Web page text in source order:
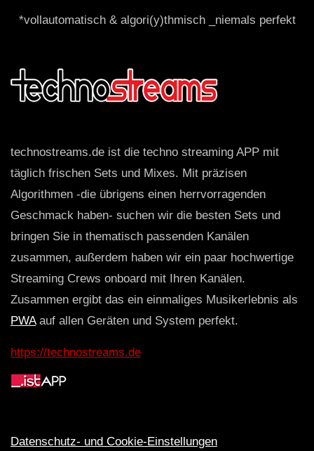
*vollautomatisch & algori(y)thmisch _niemals perfekt
technostreams.de ist die techno streaming APP mit
täglich frischen Sets und Mixes. Mit präzisen
Algorithmen -die übrigens einen herrvorragenden
Geschmack haben- suchen wir die besten Sets und
bringen Sie in thematisch passenden Kanälen
zusammen, außerdem haben wir ein paar hochwertige
Streaming Crews onboard mit Ihren Kanälen.
Zusammen ergibt das ein einmaliges Musikerlebnis als
PWAauf allen Geräten und System perfekt.
https://technostreams.de
Datenschutz- und Cookie-Einstellungen